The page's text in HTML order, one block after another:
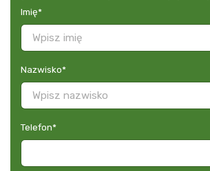
Imię*
Nazwisko*
Telefon*